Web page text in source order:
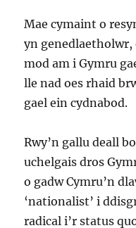
Mae cymaint o
yn genedlaetholwr,
mod am i Gymru
lle nad oes rhaid
gael ein cydnabod.
Rwy’n gallu deall
uchelgais dros
o gadw Cymru’n
‘nationalist’ i
radical i’r status